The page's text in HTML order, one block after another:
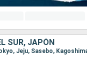
SUR, JAPÓN
Jeju, Sasebo,